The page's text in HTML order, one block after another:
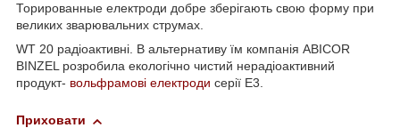
Торированные електроди добре зберігають свою форму при
великих зварювальних струмах.
WT 20 радіоактивні. В альтернативу їм компанія ABICOR
BINZEL розробила екологічно чистий нерадіоактивний
продукт- вольфрамові електроди серії Е3.
Приховати